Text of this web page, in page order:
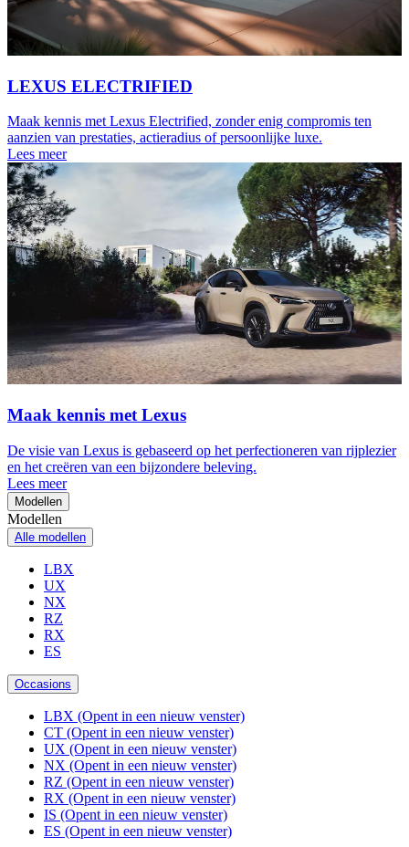
LEXUS ELECTRIFIED
Maak kennis met Lexus Electrified, zonder enig compromis ten
aanzien van prestaties, actieradius of persoonlijke luxe.
Lees meer
Maak kennis met Lexus
De visie van Lexus is gebaseerd op het perfectioneren van rijplezier
en het creëren van een bijzondere beleving.
Lees meer
Modellen
Modellen
Alle modellen
LBX
UX
NX
RZ
RX
ES
Occasions
LBX (Opent in een nieuw venster)
CT (Opent in een nieuw venster)
UX (Opent in een nieuw venster)
NX (Opent in een nieuw venster)
RZ (Opent in een nieuw venster)
RX (Opent in een nieuw venster)
IS (Opent in een nieuw venster)
ES (Opent in een nieuw venster)